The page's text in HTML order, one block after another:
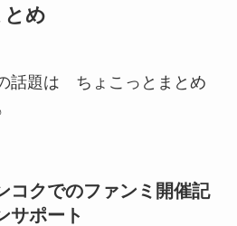
め
話題は ちょこっとまとめ
コクでのファンミ開催記
ポート